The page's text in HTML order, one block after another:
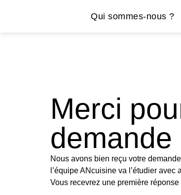
Qui sommes-nous ?
Merci
demande
Nous avons bien reçu votre
l’équipe ANcuisine va l’étudier avec
Vous recevrez une première